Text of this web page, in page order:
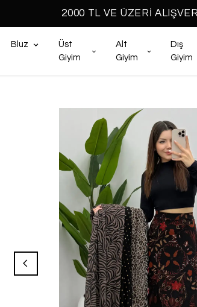
2000 TL VE ÜZERİ
Bluz
Üst
Giyim
Alt
Giyim
Dış
Giyim